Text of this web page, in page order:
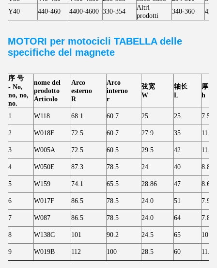
Y40
440-460 4400-4600 330-354
Altri
prodotti
340-360
MOTORI per motocicli TABELLA delle
specifiche del magnete
序 号
- No,
no, no,
no.
nome del
prodotto
Articolo
Arco
esterno
R
Arco
interno
r
弦宽
W
轴长
L
厚度
h
1 W118 68.1 60.7 25 25 7.50
2 W018F 72.5 60.7 27.9 35 11.80
3 W005A 72.5 60.5 29.5 42 11.80
4 W050E 87.3 78.5 24 40 8.80
5 W159 74.1 65.5 28.86 47 8.60
6 W017F 86.5 78.5 24.0 51 7.90
7 W087 86.5 78.5 24.0 64 7.80
8 W138C 101 90.2 24.5 65 10.8
9 W019B 112 100 28.5 60 11.90